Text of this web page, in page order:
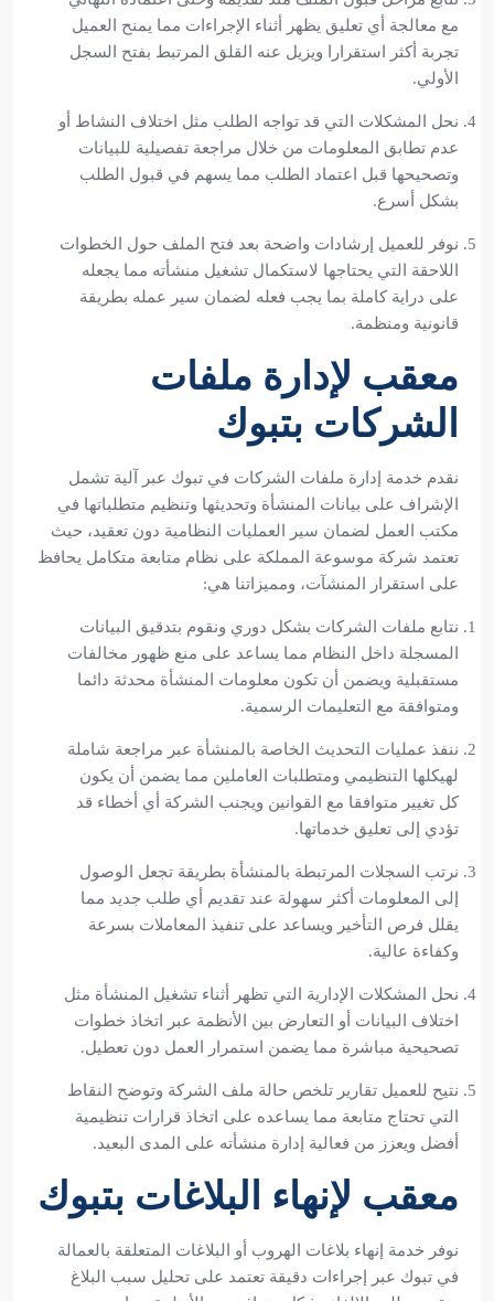
مع معالجة أي تعليق يظهر أثناء الإجراءات مما يمنح العميل
تجربة أكثر استقرارا ويزيل عنه القلق المرتبط بفتح السجل
الأولي.
نحل المشكلات التي قد تواجه الطلب مثل اختلاف النشاط أو
عدم تطابق المعلومات من خلال مراجعة تفصيلية للبيانات
وتصحيحها قبل اعتماد الطلب مما يسهم في قبول الطلب
بشكل أسرع.
نوفر للعميل إرشادات واضحة بعد فتح الملف حول الخطوات
اللاحقة التي يحتاجها لاستكمال تشغيل منشأته مما يجعله
على دراية كاملة بما يجب فعله لضمان سير عمله بطريقة
قانونية ومنظمة.
معقب لإدارة ملفات
الشركات بتبوك
نقدم خدمة إدارة ملفات الشركات في تبوك عبر آلية تشمل
الإشراف على بيانات المنشأة وتحديثها وتنظيم متطلباتها في
مكتب العمل لضمان سير العمليات النظامية دون تعقيد، حيث
تعتمد شركة موسوعة المملكة على نظام متابعة متكامل يحافظ
على استقرار المنشآت، ومميزاتنا هي:
نتابع ملفات الشركات بشكل دوري ونقوم بتدقيق البيانات
المسجلة داخل النظام مما يساعد على منع ظهور مخالفات
مستقبلية ويضمن أن تكون معلومات المنشأة محدثة دائما
ومتوافقة مع التعليمات الرسمية.
ننفذ عمليات التحديث الخاصة بالمنشأة عبر مراجعة شاملة
لهيكلها التنظيمي ومتطلبات العاملين مما يضمن أن يكون
كل تغيير متوافقا مع القوانين ويجنب الشركة أي أخطاء قد
تؤدي إلى تعليق خدماتها.
نرتب السجلات المرتبطة بالمنشأة بطريقة تجعل الوصول
إلى المعلومات أكثر سهولة عند تقديم أي طلب جديد مما
يقلل فرص التأخير ويساعد على تنفيذ المعاملات بسرعة
وكفاءة عالية.
نحل المشكلات الإدارية التي تظهر أثناء تشغيل المنشأة مثل
اختلاف البيانات أو التعارض بين الأنظمة عبر اتخاذ خطوات
تصحيحية مباشرة مما يضمن استمرار العمل دون تعطيل.
نتيح للعميل تقارير تلخص حالة ملف الشركة وتوضح النقاط
التي تحتاج متابعة مما يساعده على اتخاذ قرارات تنظيمية
أفضل ويعزز من فعالية إدارة منشأته على المدى البعيد.
معقب لإنهاء البلاغات بتبوك
نوفر خدمة إنهاء بلاغات الهروب أو البلاغات المتعلقة بالعمالة
في تبوك عبر إجراءات دقيقة تعتمد على تحليل سبب البلاغ